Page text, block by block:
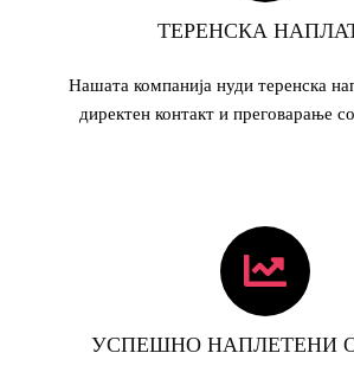
ТЕРЕНСКА
Нашата компанија нуди теренска
директен контакт и преговарање
УСПЕШНО НАПЛЕТЕНИ